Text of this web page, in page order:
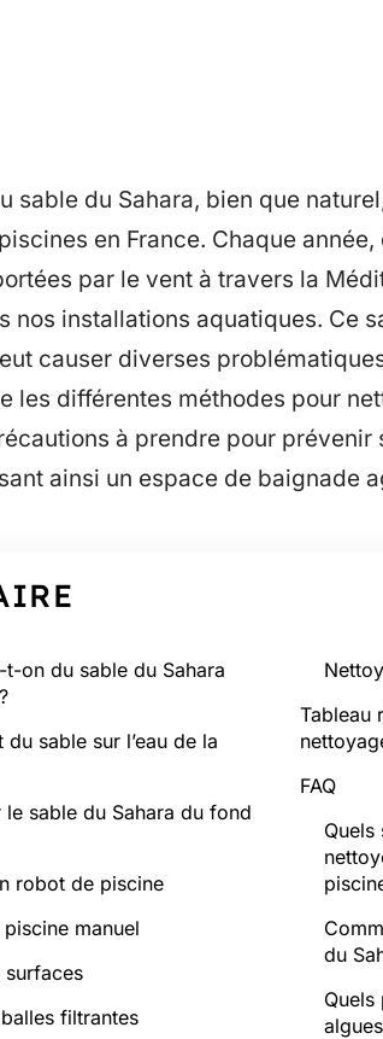
sable du Sahara, bien que
en France. Chaque
par le vent à travers la
nos installations aquatiques. Ce
causer diverses
les différentes méthodes pour
à prendre pour
ainsi un espace de baignade
on du sable du Sahara
du sable sur l’eau de la
sable du Sahara du fond
robot de piscine
manuel
surfaces
filtrantes
Tableau
FAQ
Quels
du